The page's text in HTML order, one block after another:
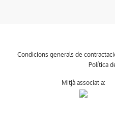
Condicions generals de
Política
Mitjà associat a: